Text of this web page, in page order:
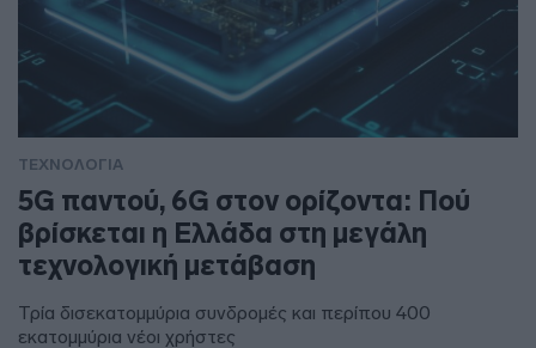
ΤΕΧΝΟΛΟΓΙΑ
5G παντού, 6G στον ορίζοντα: Πού
βρίσκεται η Ελλάδα στη μεγάλη
τεχνολογική μετάβαση
Τρία δισεκατομμύρια συνδρομές και περίπου 400
εκατομμύρια νέοι χρήστες